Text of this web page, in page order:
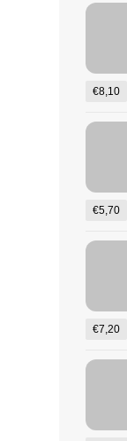
€8,10
€5,70
€7,20